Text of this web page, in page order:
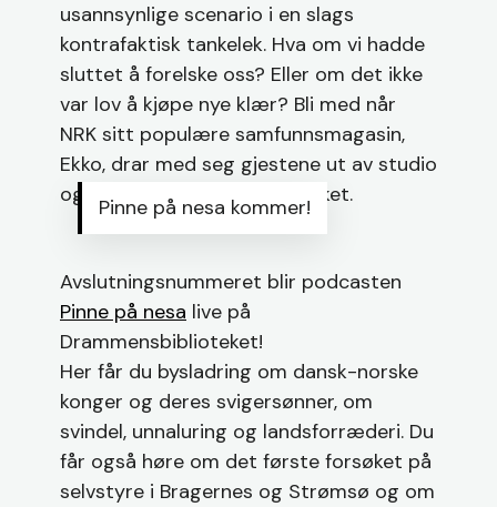
usannsynlige scenario i en slags
kontrafaktisk tankelek. Hva om vi hadde
sluttet å forelske oss? Eller om det ikke
var lov å kjøpe nye klær? Bli med når
NRK sitt populære samfunnsmagasin,
Ekko, drar med seg gjestene ut av studio
og inn på Drammensbiblioteket.
Pinne på nesa kommer!
Avslutningsnummeret blir podcasten
Pinne på nesa live på
Drammensbiblioteket!
Her får du bysladring om dansk-norske
konger og deres svigersønner, om
svindel, unnaluring og landsforræderi. Du
får også høre om det første forsøket på
selvstyre i Bragernes og Strømsø og om